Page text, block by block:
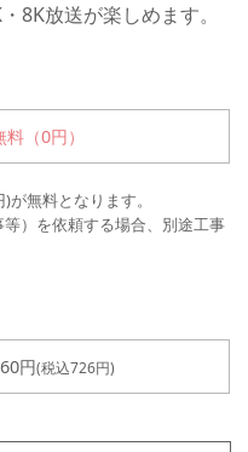
8K放送が楽しめます。
料（0円）
無料となります。
）を依頼する場合、別途工事
円(税込726円)